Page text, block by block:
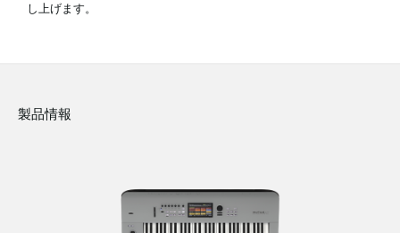
し上げます。
製品情報